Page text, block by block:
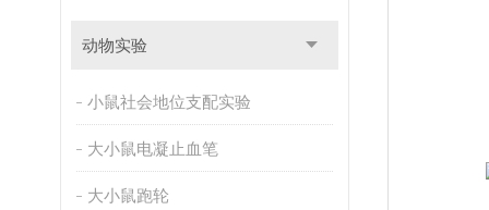
动物实验
小鼠社会地位支配实验
大小鼠电凝止血笔
大小鼠跑轮